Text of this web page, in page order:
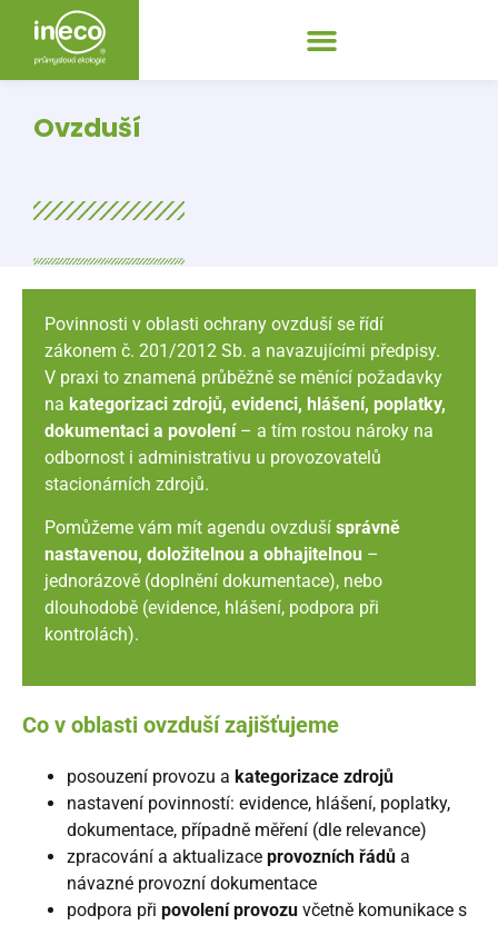
Ovzduší
Povinnosti v oblasti ochrany ovzduší se řídí
zákonem č. 201/2012 Sb. a navazujícími předpisy.
V praxi to znamená průběžně se měnící požadavky
na kategorizaci zdrojů, evidenci, hlášení, poplatky,
dokumentaci a povolení– a tím rostou nároky na
odbornost i administrativu u provozovatelů
stacionárních zdrojů.
Pomůžeme vám mít agendu ovzduší správně
nastavenou, doložitelnou a obhajitelnou –
jednorázově (doplnění dokumentace), nebo
dlouhodobě (evidence, hlášení, podpora při
kontrolách).
Co v oblasti ovzduší zajišťujeme
posouzení provozu a kategorizace zdrojů
nastavení povinností: evidence, hlášení, poplatky,
dokumentace, případně měření (dle relevance)
zpracování a aktualizace provozních řádů a
návazné provozní dokumentace
podpora při povolení provozu včetně komunikace s